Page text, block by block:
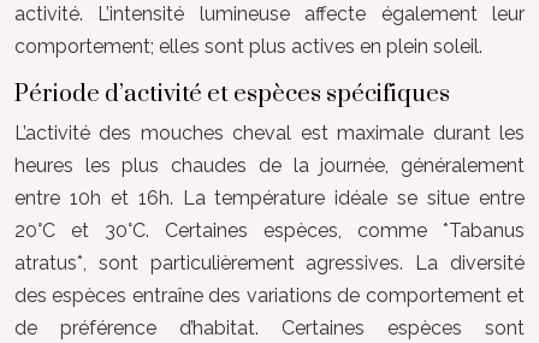
activité. L’intensité lumineuse affecte également leur
comportement; elles sont plus actives en plein soleil.
Période d’activité et espèces spécifiques
L’activité des mouches cheval est maximale durant les
heures les plus chaudes de la journée, généralement
entre 10h et 16h. La température idéale se situe entre
20°C et 30°C. Certaines espèces, comme *Tabanus
atratus*, sont particulièrement agressives. La diversité
des espèces entraîne des variations de comportement et
de préférence d’habitat. Certaines espèces sont